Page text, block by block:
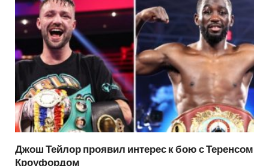
Джош Тейлор проявил интерес к бою с Теренсом
Кроуфордом